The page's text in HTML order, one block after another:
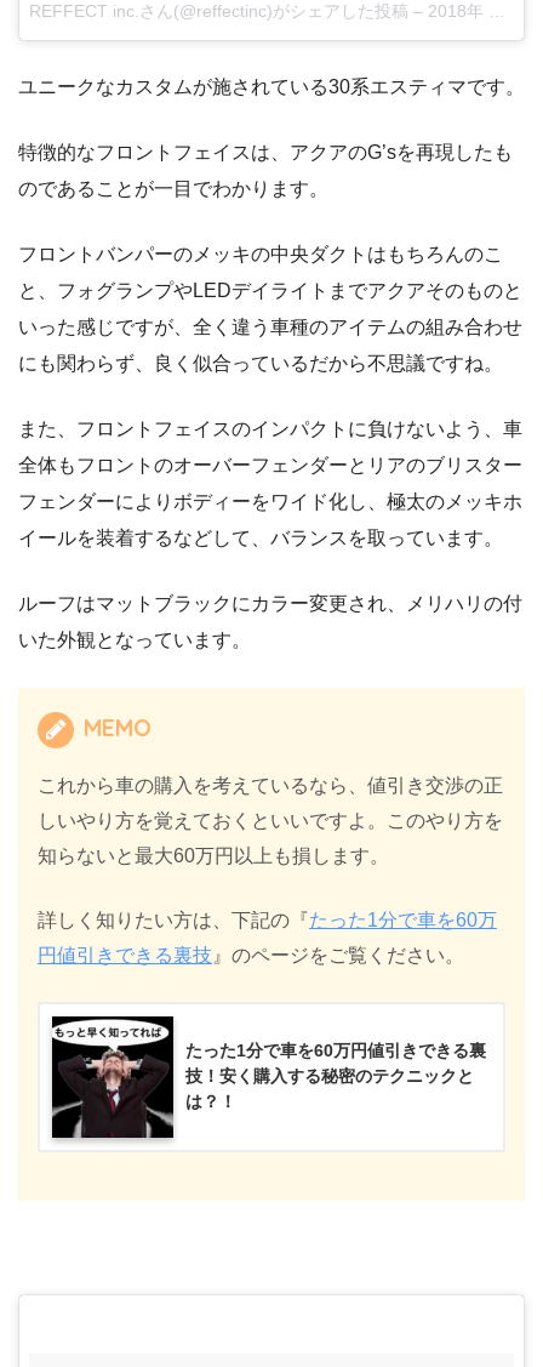
REFFECT inc.さん(@reffectinc)がシェアした投稿 – 2018年 6月月14日午前12時40分PDT
ユニークなカスタムが施されている30系エスティマです。
特徴的なフロントフェイスは、アクアのG’sを再現したも
のであることが一目でわかります。
フロントバンパーのメッキの中央ダクトはもちろんのこ
と、フォグランプやLEDデイライトまでアクアそのものと
いった感じですが、全く違う車種のアイテムの組み合わせ
にも関わらず、良く似合っているだから不思議ですね。
また、フロントフェイスのインパクトに負けないよう、車
全体もフロントのオーバーフェンダーとリアのブリスター
フェンダーによりボディーをワイド化し、極太のメッキホ
イールを装着するなどして、バランスを取っています。
ルーフはマットブラックにカラー変更され、メリハリの付
いた外観となっています。
MEMO
これから車の購入を考えているなら、値引き交渉の正
しいやり方を覚えておくといいですよ。このやり方を
知らないと最大60万円以上も損します。
詳しく知りたい方は、下記の『たった1分で車を60万
円値引きできる裏技 』のページをご覧ください。
たった1分で車を60万円値引きできる裏
技！安く購入する秘密のテクニックと
は？！